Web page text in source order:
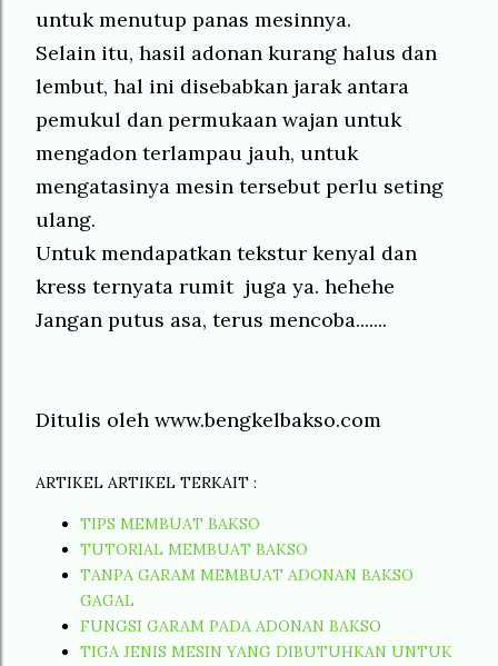
untuk menutup panas mesinnya.
Selain itu, hasil adonan kurang halus dan
lembut, hal ini disebabkan jarak antara
pemukul dan permukaan wajan untuk
mengadon terlampau jauh, untuk
mengatasinya mesin tersebut perlu seting
ulang.
Untuk mendapatkan tekstur kenyal dan
kress ternyata rumit juga ya. hehehe
Jangan putus asa, terus mencoba.......
Ditulis oleh www.bengkelbakso.com
ARTIKEL ARTIKEL TERKAIT :
TIPS MEMBUAT BAKSO
TUTORIAL MEMBUAT BAKSO
TANPA GARAM MEMBUAT ADONAN BAKSO
GAGAL
FUNGSI GARAM PADA ADONAN BAKSO
TIGA JENIS MESIN YANG DIBUTUHKAN UNTUK